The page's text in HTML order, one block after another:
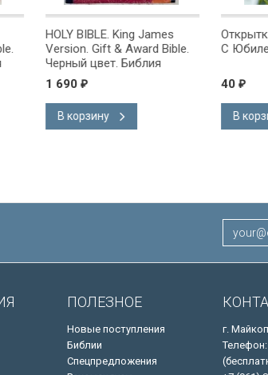
King James
Gift & Award Bible.
цвет. Библия
Иакова на
языке.
карты, закладка,
вкладка, слова
Открытка одинарная
С Юбилеем!
ПОЛЕЗНОЕ
Новые поступления
Библии
Спецпредложения
г. Майкоп
Телефон: